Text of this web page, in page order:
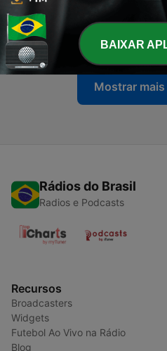
134 - A indústria canábica se
04 maio 2023
Mostrar
Rádios do Brasil
Radios e Podcasts
Recursos
Broadcasters
Widgets
Futebol Ao Vivo na Rádio
Blog
BAIXAR